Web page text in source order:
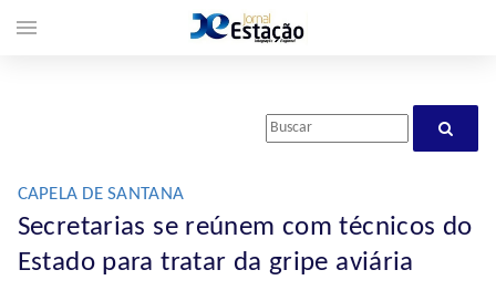
CAPELA DE SANTANA
Secretarias se reúnem com técnicos do
Estado para tratar da gripe aviária
menu